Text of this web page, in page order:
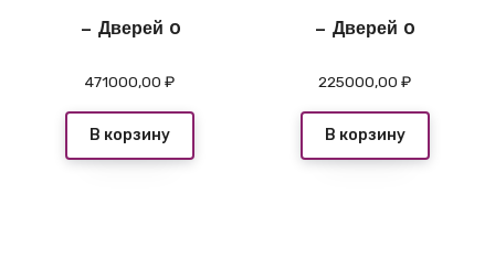
— Дверей 0
471000,00₽
В корзину
— Дверей 0
225000,00₽
В корзину